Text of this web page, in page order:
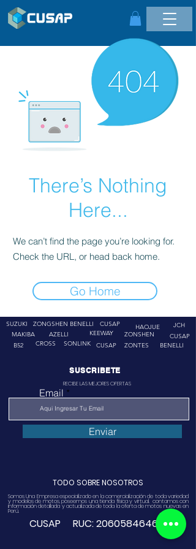
There’s Nothing
Here...
We can’t find the page you’re looking for.
Check the URL, or head back home.
Go Home
SUZUKI
ZONGSHEN
MAKIBA
AZELLI
BENELLI
CUSAP
KEEWAY
B52
CROSS SONLINK CUSAP
HAOJUE
JCH
ZONSHEN
ZONTES
CUSAP
BENELLI
SUSCRIBETE
RECIBE LAS MEJORES OFERTAS
Email
Enviar
TODO SOBRE NOSOTROS
Somos Una Empresa especializado en la comercialización de toda variedad
y modelos de motos, poseemos una tienda física y virtual. contamos con
información detallada y actualizada de toda la oferta de motos nuevas en
Perú.
CUSAP RUC:20605846468